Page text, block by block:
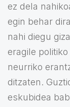
ez dela
egin behar
nahi diegu
eragile
neurriko
ditzaten.
eskubidea